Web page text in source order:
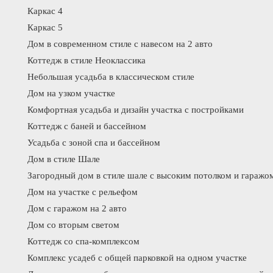
Каркас 4
Каркас 5
Дом в современном стиле с навесом на 2 авто
Коттедж в стиле Неоклассика
Небольшая усадьба в классическом стиле
Дом на узком участке
Комфортная усадьба и дизайн участка с постройками
Коттедж с баней и бассейном
Усадьба с зоной спа и бассейном
Дом в стиле Шале
Загородный дом в стиле шале с высоким потолком и
Дом на участке с рельефом
Дом с гаражом на 2 авто
Дом со вторым светом
Коттедж со спа-комплексом
Комплекс усадеб с общей парковкой на одном участке